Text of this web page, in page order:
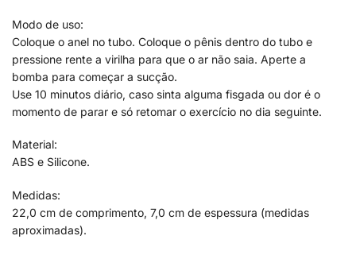
Modo de uso:
Coloque o anel no tubo. Coloque o pênis dentro do tubo e
pressione rente a virilha para que o ar não saia. Aperte a
bomba para começar a sucção.
Use 10 minutos diário, caso sinta alguma fisgada ou dor é o
momento de parar e só retomar o exercício no dia seguinte.
Material:
ABS e Silicone.
Medidas:
22,0 cm de comprimento, 7,0 cm de espessura (medidas
aproximadas).